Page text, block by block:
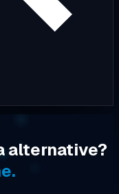
alternative?